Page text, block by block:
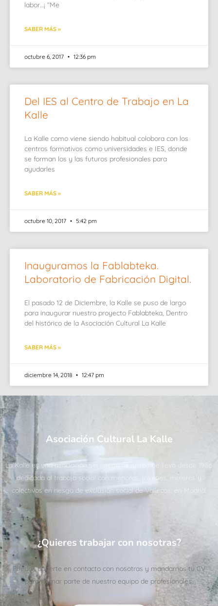
labor…¡ “Me
SABER MÁS »
octubre 6, 2017 12:36 pm
Del IES al Centro de Trabajo en La
Kalle
La Kalle como viene siendo habitual colobora con los
centros formativos como universidades e IES, donde
se forman los y las futuros profesionales para
ayudarles
SABER MÁS »
octubre 10, 2017 5:42 pm
Inauguramos la Fablabteka.
Laboratorio de Fabricación Digital.
El pasado 12 de Diciembre, la Kalle se puso de largo
para inaugurar nuestro proyecto Fablabteka, Dentro
del histórico de la Asociación Cultural La Kalle
SABER MÁS »
diciembre 14, 2018 12:47 pm
Asociación Cultural La Kalle
La Kalle es una asociación sin ánimo de lucro que lleva desde 1986
dedicada al trabajo social con menores, jóvenes, mujeres y
colectivos en riesgo de exclusión social de Vallecas, en Madrid.
¿Quieres trabajar con nosotras?
Puedes ponerte en contacto con nosotras y mandarnos tu CV
para formar parte de nuestro equipo de profesionales.